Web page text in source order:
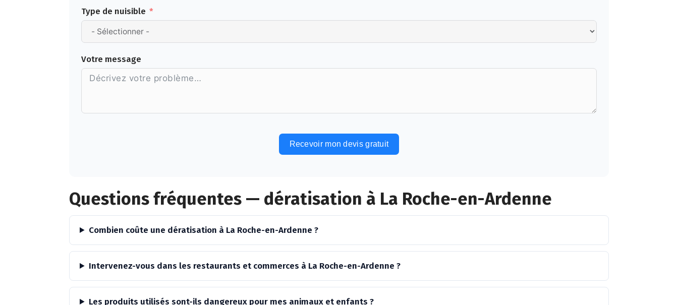
Type de nuisible
Votre message
Recevoir mon devis gratuit
Questions fréquentes — dératisation à La Roche-en-Ardenne
Combien coûte une dératisation à La Roche-en-Ardenne ?
Intervenez-vous dans les restaurants et commerces à La Roche-en-Ardenne ?
Les produits utilisés sont-ils dangereux pour mes animaux et enfants ?